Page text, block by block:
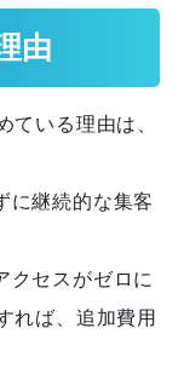
由
ている理由は、
に継続的な集客
クセスがゼロに
れば、追加費用